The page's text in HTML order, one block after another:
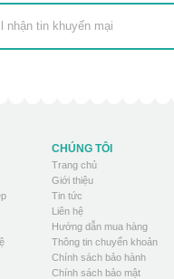
CHÚNG TÔI
Trang chủ
Giới thiệu
Tin tức
Liên hệ
Hướng dẫn mua hàng
Thông tin chuyển khoản
Chính sách bảo hành
Chính sách bảo mật